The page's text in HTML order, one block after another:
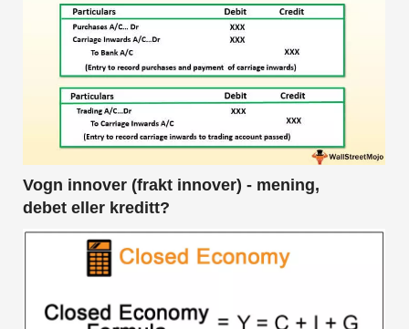
Vogn innover (frakt innover) - mening,
debet eller kreditt?